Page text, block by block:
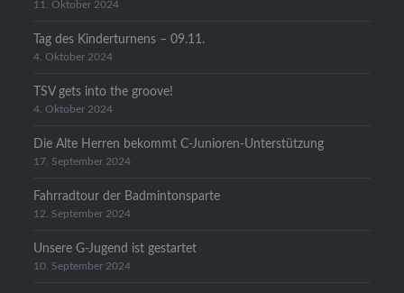
11. Oktober 2024
Tag des Kinderturnens – 09.11.
4. Oktober 2024
TSV gets into the groove!
4. Oktober 2024
Die Alte Herren bekommt C-Junioren-Unterstützung
17. September 2024
Fahrradtour der Badmintonsparte
12. September 2024
Unsere G-Jugend ist gestartet
10. September 2024